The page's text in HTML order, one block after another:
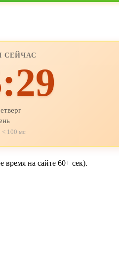
СЕЙЧАС
< 100 мс
время на сайте 60+ сек).